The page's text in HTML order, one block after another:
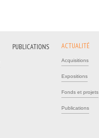
ACTUALITÉ
Acquisitions
Expositions
Fonds et projets
Publications
PUBLICATIONS